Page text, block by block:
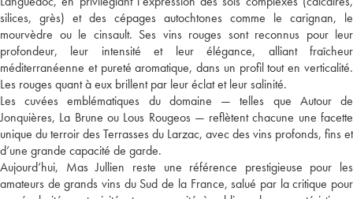
silices, grès) et des cépages autochtones comme le carignan, le
mourvèdre ou le cinsault. Ses vins rouges sont reconnus pour leur
profondeur, leur intensité et leur élégance, alliant fraîcheur
méditerranéenne et pureté aromatique, dans un profil tout en verticalité.
Les rouges quant à eux brillent par leur éclat et leur salinité.
Les cuvées emblématiques du domaine — telles que Autour de
Jonquières, La Brune ou Lous Rougeos — reflètent chacune une facette
unique du terroir des Terrasses du Larzac, avec des vins profonds, fins et
d’une grande capacité de garde.
Aujourd’hui, Mas Jullien reste une référence prestigieuse pour les
amateurs de grands vins du Sud de la France, salué par la critique pour